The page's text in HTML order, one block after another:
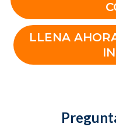
LLENA